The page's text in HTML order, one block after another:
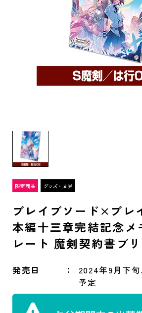
ブレイブソード×ブレ
本編十三章完結記念メ
レート 魔剣契約書ブ
発売日
2024年9月下
予定